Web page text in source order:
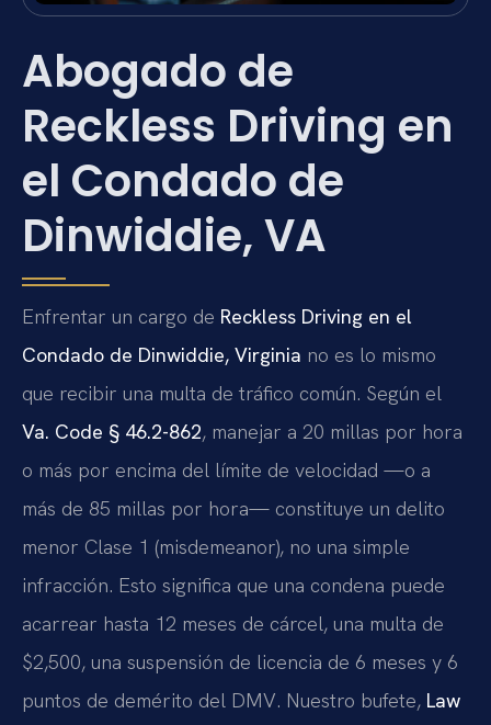
Abogado de
Reckless Driving en
el Condado de
Dinwiddie, VA
Enfrentar un cargo de Reckless Driving en el
Condado de Dinwiddie, Virginia no es lo mismo
que recibir una multa de tráfico común. Según el
Va. Code § 46.2-862, manejar a 20 millas por hora
o más por encima del límite de velocidad —o a
más de 85 millas por hora— constituye un delito
menor Clase 1 (misdemeanor), no una simple
infracción. Esto significa que una condena puede
acarrear hasta 12 meses de cárcel, una multa de
$2,500, una suspensión de licencia de 6 meses y 6
puntos de demérito del DMV. Nuestro bufete, Law